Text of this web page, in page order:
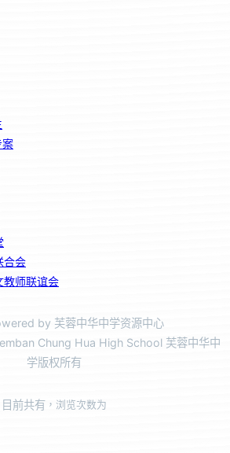
案
合会
教师联谊会
by 芙蓉中华中学资源中心
Chung Hua High School 芙蓉中华中
学版权所有
目前共有 ，浏览次数为